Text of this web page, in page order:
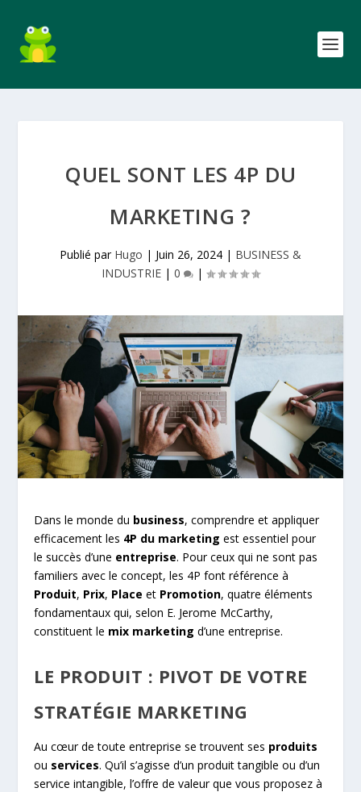
QUEL SONT LES 4P DU
MARKETING ?
Publié par Hugo | Juin 26, 2024 | BUSINESS &
INDUSTRIE | 0 |
Dans le monde du business, comprendre et appliquer
efficacement les 4P du marketing est essentiel pour
le succès d’une entreprise. Pour ceux qui ne sont pas
familiers avec le concept, les 4P font référence à
Produit, Prix, Place et Promotion, quatre éléments
fondamentaux qui, selon E. Jerome McCarthy,
constituent le mix marketing d’une entreprise.
LE PRODUIT : PIVOT DE VOTRE
STRATÉGIE MARKETING
Au cœur de toute entreprise se trouvent ses produits
ou services. Qu’il s’agisse d’un produit tangible ou d’un
service intangible, l’offre de valeur que vous proposez à